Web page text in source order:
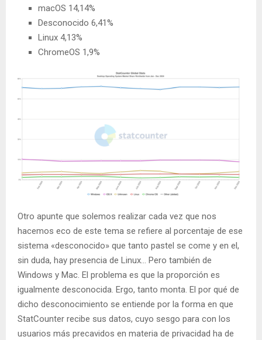
macOS 14,14%
Desconocido 6,41%
Linux 4,13%
ChromeOS 1,9%
Otro apunte que solemos realizar cada vez que nos
hacemos eco de este tema se refiere al porcentaje de ese
sistema «desconocido» que tanto pastel se come y en el,
sin duda, hay presencia de Linux… Pero también de
Windows y Mac. El problema es que la proporción es
igualmente desconocida. Ergo, tanto monta. El por qué de
dicho desconocimiento se entiende por la forma en que
StatCounter recibe sus datos, cuyo sesgo para con los
usuarios más precavidos en materia de privacidad ha de